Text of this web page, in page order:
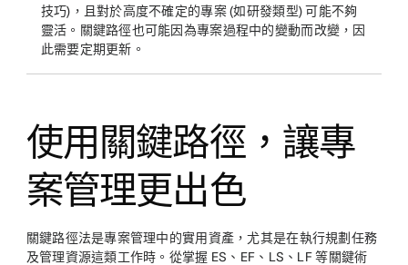
技巧)，且對於高度不確定的專案 (如研發類型) 可能不夠
靈活。關鍵路徑也可能因為專案過程中的變動而改變，因
此需要定期更新。
使用關鍵路徑，讓專
案管理更出色
關鍵路徑法是專案管理中的實用資產，尤其是在執行規劃任務
及管理資源這類工作時。從掌握 ES、EF、LS、LF 等關鍵術